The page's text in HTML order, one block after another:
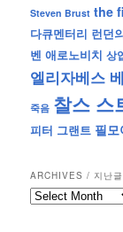
Steven Brust the
다큐멘터리 런던
벤 애로노비치 상
엘리자베스
죽음 찰스 스
피터 그랜트 필모
ARCHIVES / 지난글
archives